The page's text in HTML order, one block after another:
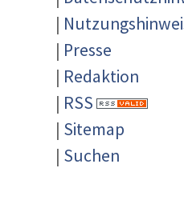
|
| Presse
| Redaktion
| RSS
| Sitemap
| Suchen